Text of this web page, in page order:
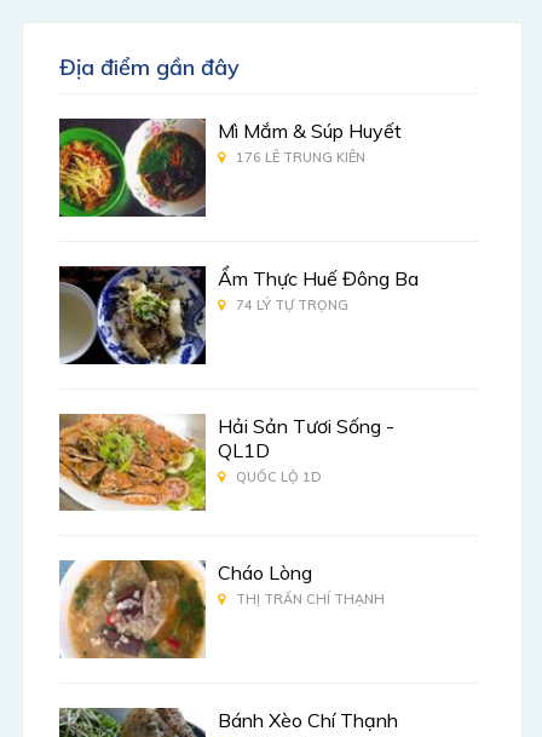
Địa điểm gần đây
Mì Mắm & Súp Huyết
176 LÊ TRUNG KIÊN
Ẩm Thực Huế Đông Ba
74 LÝ TỰ TRỌNG
Hải Sản Tươi Sống -
QL1D
QUỐC LỘ 1D
Cháo Lòng
THỊ TRẤN CHÍ THẠNH
Bánh Xèo Chí Thạnh